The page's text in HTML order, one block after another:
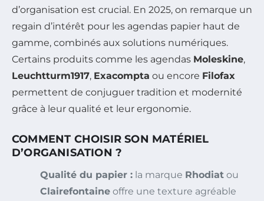
d’organisation est crucial. En 2025, on remarque un
regain d’intérêt pour les agendas papier haut de
gamme, combinés aux solutions numériques.
Certains produits comme les agendas Moleskine,
Leuchtturm1917, Exacompta ou encore Filofax
permettent de conjuguer tradition et modernité
grâce à leur qualité et leur ergonomie.
COMMENT CHOISIR SON MATÉRIEL
D’ORGANISATION ?
Qualité du papier : la marque Rhodiat ou
Clairefontaine offre une texture agréable